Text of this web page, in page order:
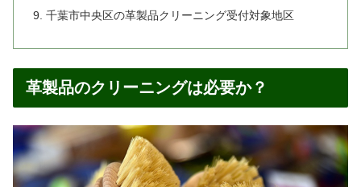
千葉市中央区の革製品クリーニング受付対象地区
革製品のクリーニングは必要か？